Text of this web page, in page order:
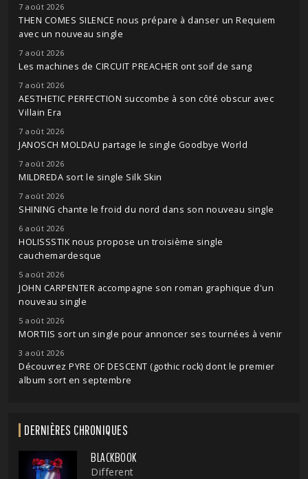
7 août 2026
THEN COMES SILENCE nous prépare à danser un Requiem
avec un nouveau single
7 août 2026
Les machines de CIRCUIT PREACHER ont soif de sang
7 août 2026
AESTHETIC PERFECTION succombe à son côté obscur avec
Villain Era
7 août 2026
JANOSCH MOLDAU partage le single Goodbye World
7 août 2026
MILDREDA sort le single Silk Skin
7 août 2026
SHINING chante le froid du nord dans son nouveau single
6 août 2026
HOLISSSTIK nous propose un troisième single
cauchemardesque
5 août 2026
JOHN CARPENTER accompagne son roman graphique d'un
nouveau single
5 août 2026
MORTIIS sort un single pour annoncer ses tournées à venir
3 août 2026
Découvrez PYRE OF DESCENT (gothic rock) dont le premier
album sort en septembre
DERNIÈRES CHRONIQUES
BLACKBOOK
Different